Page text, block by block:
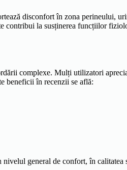
disconfort în zona perineului,
contribui la susținerea funcțiilor
complexe. Mulți utilizatori
beneficii în recenzii se află:
general de confort, în